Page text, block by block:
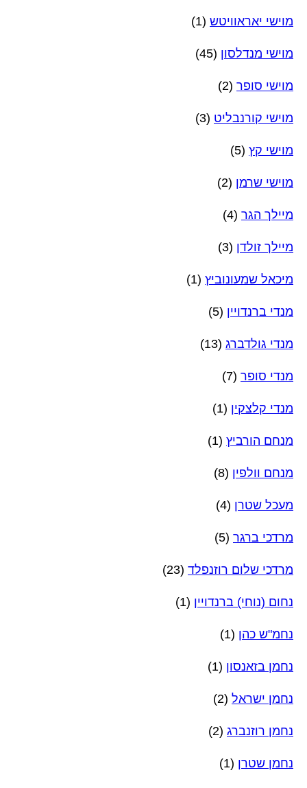
מוישי יאראוויטש (1)
מוישי מנדלסון (45)
מוישי סופר (2)
מוישי קורנבליט (3)
מוישי קץ (5)
מוישי שרמן (2)
מיילך הגר (4)
מיילך זולדן (3)
מיכאל שמעונוביץ (1)
מנדי ברנדויין (5)
מנדי גולדברג (13)
מנדי סופר (7)
מנדי קלצקין (1)
מנחם הורביץ (1)
מנחם וולפין (8)
מעכל שטרן (4)
מרדכי ברגר (5)
מרדכי שלום רוזנפלד (23)
נחום (נוחי) ברנדויין (1)
נחמ"ש כהן (1)
נחמן בזאנסון (1)
נחמן ישראל (2)
נחמן רוזנברג (2)
נחמן שטרן (1)